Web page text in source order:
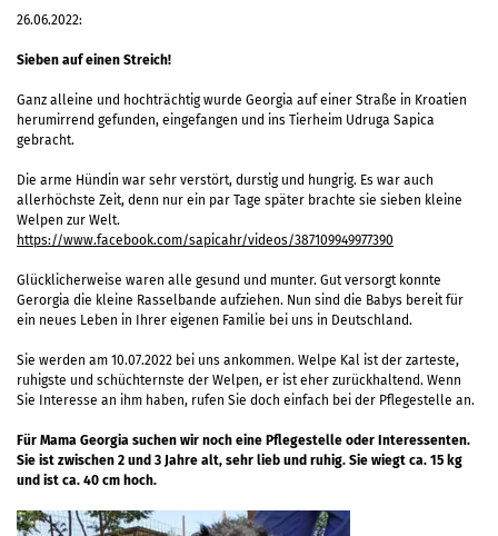
26.06.2022:
Sieben auf einen Streich!
Ganz alleine und hochträchtig wurde Georgia auf einer Straße in Kroatien
herumirrend gefunden, eingefangen und ins Tierheim Udruga Sapica
gebracht.
Die arme Hündin war sehr verstört, durstig und hungrig. Es war auch
allerhöchste Zeit, denn nur ein par Tage später brachte sie sieben kleine
Welpen zur Welt.
https://www.facebook.com/sapicahr/videos/387109949977390
Glücklicherweise waren alle gesund und munter. Gut versorgt konnte
Gerorgia die kleine Rasselbande aufziehen. Nun sind die Babys bereit für
ein neues Leben in Ihrer eigenen Familie bei uns in Deutschland.
Sie werden am 10.07.2022 bei uns ankommen. Welpe Kal ist der zarteste,
ruhigste und schüchternste der Welpen, er ist eher zurückhaltend. Wenn
Sie Interesse an ihm haben, rufen Sie doch einfach bei der Pflegestelle an.
Für Mama Georgia suchen wir noch eine Pflegestelle oder Interessenten.
Sie ist zwischen 2 und 3 Jahre alt, sehr lieb und ruhig. Sie wiegt ca. 15 kg
und ist ca. 40 cm hoch.